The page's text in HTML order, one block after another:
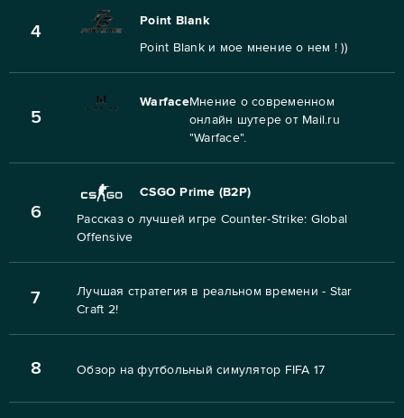
4
Point Blank
Point Blank и мое мнение о нем ! ))
5
WarfaceМнение о современном
онлайн шутере от Mail.ru
"Warface".
6
CSGO Prime (B2P)
Рассказ о лучшей игре Counter-Strike: Global
Offensive
7
Лучшая стратегия в реальном времени - Star
Craft 2!
8 Обзор на футбольный симулятор FIFA 17